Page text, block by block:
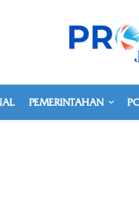
PEMERINTAHAN